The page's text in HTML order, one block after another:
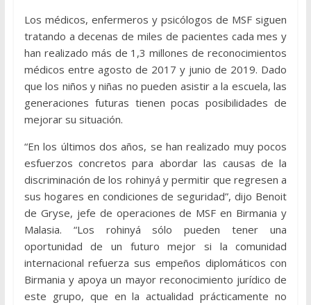
Los médicos, enfermeros y psicólogos de MSF siguen
tratando a decenas de miles de pacientes cada mes y
han realizado más de 1,3 millones de reconocimientos
médicos entre agosto de 2017 y junio de 2019. Dado
que los niños y niñas no pueden asistir a la escuela, las
generaciones futuras tienen pocas posibilidades de
mejorar su situación.
“En los últimos dos años, se han realizado muy pocos
esfuerzos concretos para abordar las causas de la
discriminación de los rohinyá y permitir que regresen a
sus hogares en condiciones de seguridad”, dijo Benoit
de Gryse, jefe de operaciones de MSF en Birmania y
Malasia. “Los rohinyá sólo pueden tener una
oportunidad de un futuro mejor si la comunidad
internacional refuerza sus empeños diplomáticos con
Birmania y apoya un mayor reconocimiento jurídico de
este grupo, que en la actualidad prácticamente no